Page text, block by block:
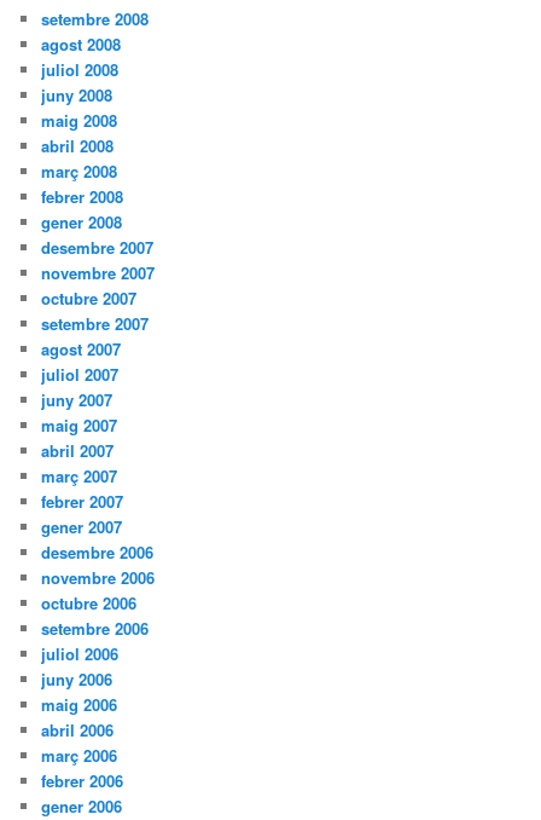
setembre 2008
agost 2008
juliol 2008
juny 2008
maig 2008
abril 2008
març 2008
febrer 2008
gener 2008
desembre 2007
novembre 2007
octubre 2007
setembre 2007
agost 2007
juliol 2007
juny 2007
maig 2007
abril 2007
març 2007
febrer 2007
gener 2007
desembre 2006
novembre 2006
octubre 2006
setembre 2006
juliol 2006
juny 2006
maig 2006
abril 2006
març 2006
febrer 2006
gener 2006